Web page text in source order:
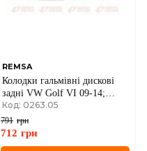
REMSA
Колодки гальмівні дискові
задні VW Golf VI 09-14;
AUDI A4 04-08; SKODA
Octavia A7 13-19; TOYOTA
Corolla 91-97; RENAULT
Код: 0263.05
791 грн
712 грн